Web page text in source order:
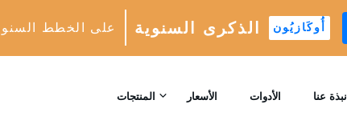
على الخطط الذكرى السنوية أُوكَازيُون
المنتجات الأسعار الأدوات نبذة عنا